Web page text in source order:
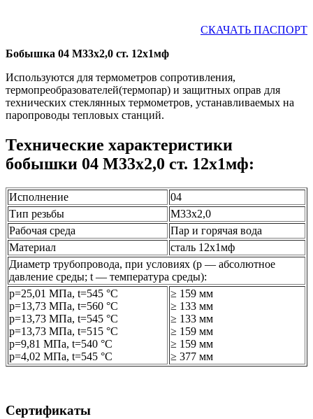
СКАЧАТЬ ПАСПОРТ
Бобышка 04 М33х2,0 ст. 12х1мф
Используются для термометров сопротивления,
термопреобразователей(термопар) и защитных оправ для
технических стеклянных термометров, устанавливаемых на
паропроводы тепловых станций.
Технические характеристики
бобышки 04 М33х2,0 ст. 12х1мф:
Исполнение
04
Тип резьбы
М33х2,0
Рабочая среда
Пар и горячая вода
Материал
сталь 12х1мф
Диаметр трубопровода, при условиях (р — абсолютное
давление среды; t — температура среды):
р=25,01 МПа, t=545 °C
р=13,73 МПа, t=560 °C
р=13,73 МПа, t=545 °C
р=13,73 МПа, t=515 °C
р=9,81 МПа, t=540 °C
р=4,02 МПа, t=545 °C
≥ 159 мм
≥ 133 мм
≥ 133 мм
≥ 159 мм
≥ 159 мм
≥ 377 мм
Сертификаты